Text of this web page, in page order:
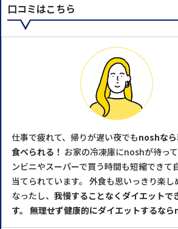
口コミはこちら
仕事で疲れて、帰りが遅い夜でもnoshなら
食べられる！ お家の冷凍庫にnoshが待っ
ンビニやスーパーで買う時間も短縮できて
当てられています。 外食も思いっきり楽し
なったし、 我慢することなくダイエットで
す。 無理せず健康的にダイエットするな